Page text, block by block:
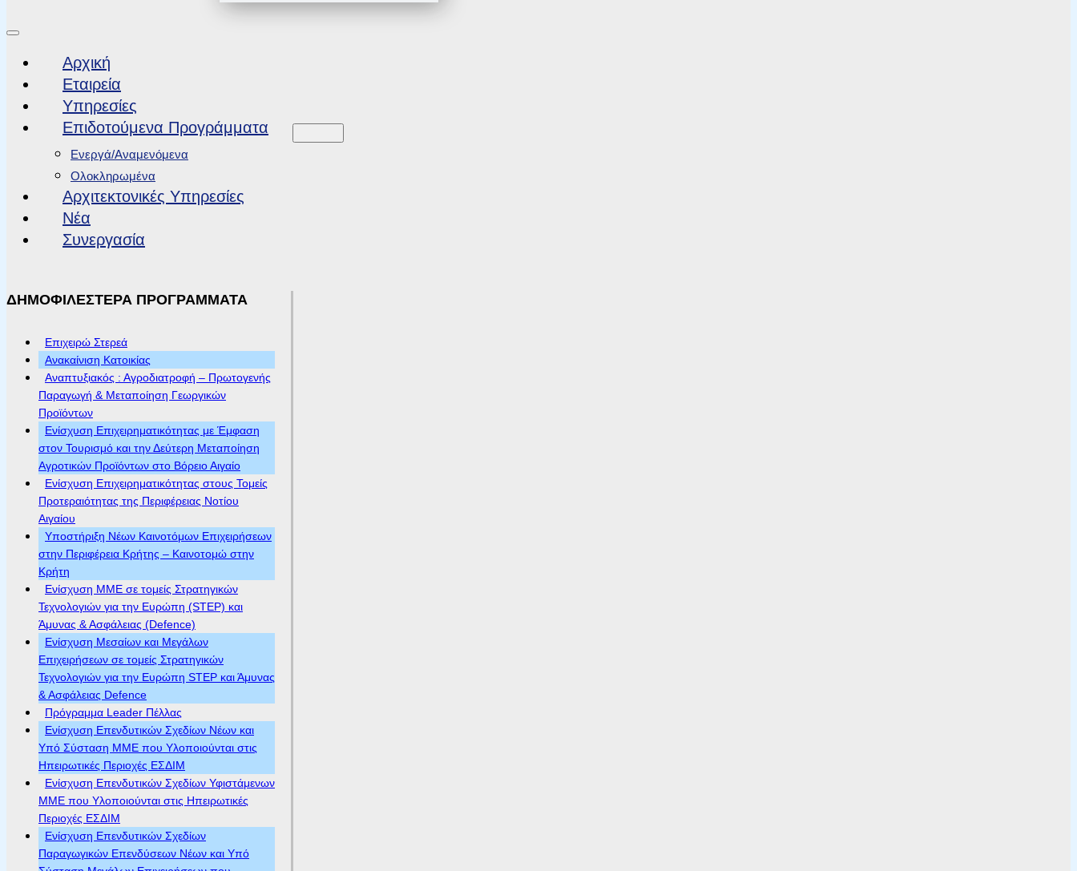
Αρχική
Εταιρεία
Υπηρεσίες
Επιδοτούμενα Προγράμματα
Ενεργά/Αναμενόμενα
Ολοκληρωμένα
Αρχιτεκτονικές Υπηρεσίες
Νέα
Συνεργασία
ΔΗΜΟΦΙΛΕΣΤΕΡΑ ΠΡΟΓΡΑΜΜΑΤΑ
Επιχειρώ Στερεά
Ανακαίνιση Κατοικίας
Αναπτυξιακός : Αγροδιατροφή – Πρωτογενής
Παραγωγή & Μεταποίηση Γεωργικών
Προϊόντων
Ενίσχυση Επιχειρηματικότητας με Έμφαση
στον Τουρισμό και την Δεύτερη Μεταποίηση
Αγροτικών Προϊόντων στο Βόρειο Αιγαίο
Ενίσχυση Επιχειρηματικότητας στους Τομείς
Προτεραιότητας της Περιφέρειας Νοτίου
Αιγαίου
Υποστήριξη Νέων Καινοτόμων Επιχειρήσεων
στην Περιφέρεια Κρήτης – Καινοτομώ στην
Κρήτη
Ενίσχυση ΜΜΕ σε τομείς Στρατηγικών
Τεχνολογιών για την Ευρώπη (STEP) και
Άμυνας & Ασφάλειας (Defence)
Ενίσχυση Μεσαίων και Μεγάλων
Επιχειρήσεων σε τομείς Στρατηγικών
Τεχνολογιών για την Ευρώπη STEP και Άμυνας
& Ασφάλειας Defence
Πρόγραμμα Leader Πέλλας
Ενίσχυση Επενδυτικών Σχεδίων Νέων και
Υπό Σύσταση ΜΜΕ που Υλοποιούνται στις
Ηπειρωτικές Περιοχές ΕΣΔΙΜ
Ενίσχυση Επενδυτικών Σχεδίων Υφιστάμενων
ΜΜΕ που Υλοποιούνται στις Ηπειρωτικές
Περιοχές ΕΣΔΙΜ
Ενίσχυση Επενδυτικών Σχεδίων
Παραγωγικών Επενδύσεων Νέων και Υπό